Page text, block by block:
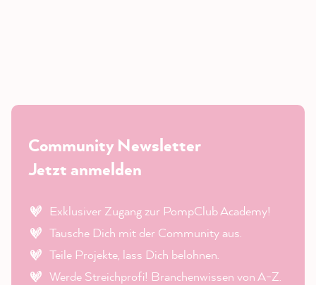
Community Newsletter
Jetzt anmelden
Exklusiver Zugang zur PompClub Academy!
Tausche Dich mit der Community aus.
Teile Projekte, lass Dich belohnen.
Werde Streichprofi! Branchenwissen von A-Z.